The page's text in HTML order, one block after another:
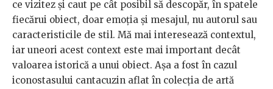
ce vizitez și caut pe cât posibil să descopăr, în spatele
fiecărui obiect, doar emoția și mesajul, nu autorul sau
caracteristicile de stil. Mă mai interesează contextul,
iar uneori acest context este mai important decât
valoarea istorică a unui obiect. Așa a fost în cazul
iconostasului cantacuzin aflat în colecția de artă